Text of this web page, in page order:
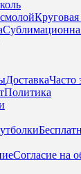
ДоставкаЧасто
Политика
Согласие на